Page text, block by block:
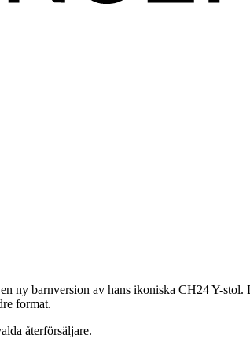
ny barnversion av hans ikoniska CH24 Y-
format.
återförsäljare.